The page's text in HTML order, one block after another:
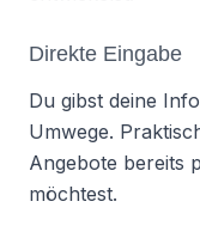
Direkte Eingabe
Du gibst deine
Umwege.
Angebote bereits
möchtest.